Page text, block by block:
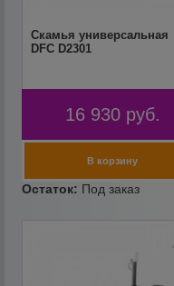
Скамья универсальная
DFC D2301
16 930 руб.